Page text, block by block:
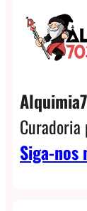
Siga-nos